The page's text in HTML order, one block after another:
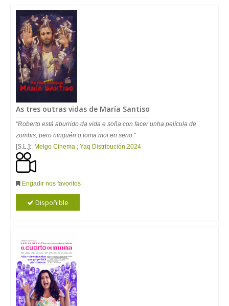
As tres outras vidas de María Santiso
"Roberto está aburrido da vida e soña con facer unha película de
zombis, pero ninguén o toma moi en serio."
[S.L.]:: Melgo Cinema ; Yaq Distribución,2024
Engadir nos favoritos
Dispoñible